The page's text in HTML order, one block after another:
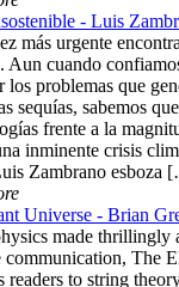
- Luis
más urgente
Aun cuando
los problemas que
sequías, sabemos
frente a la
inminente crisis
Zambrano esboza
Universe - Brian
made thrillingly
communication, The
readers to string